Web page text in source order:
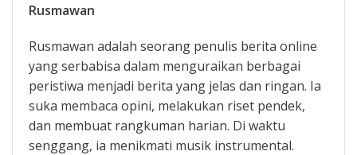
Rusmawan
Rusmawan adalah seorang penulis berita online
yang serbabisa dalam menguraikan berbagai
peristiwa menjadi berita yang jelas dan ringan. Ia
suka membaca opini, melakukan riset pendek,
dan membuat rangkuman harian. Di waktu
senggang, ia menikmati musik instrumental.